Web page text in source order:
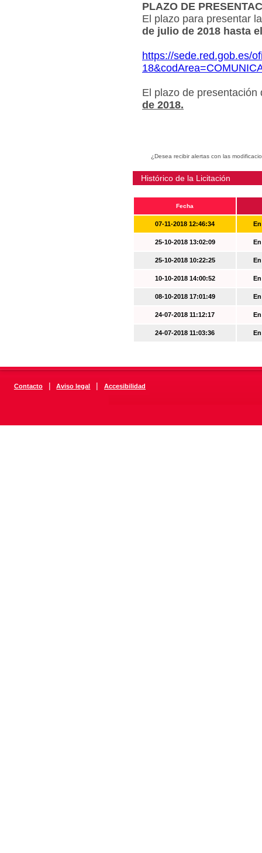
PLAZO DE
El plazo para presentar
de julio de 2018 hasta
https://sede.red.gob.es/
El plazo de
de 2018.
¿Desea recibir alertas con las
Histórico de la Licitación
Fecha
07-11-2018 12:46:34
25-10-2018 13:02:09
25-10-2018 10:22:25
10-10-2018 14:00:52
08-10-2018 17:01:49
24-07-2018 11:12:17
24-07-2018 11:03:36
Contacto | Aviso legal | Accesibilidad